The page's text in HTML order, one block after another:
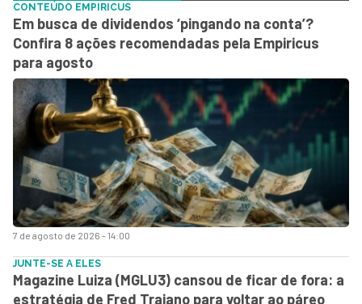
7 de agosto de 2026 - 14:00
CONTEÚDO EMPIRICUS
Em busca de dividendos ‘pingando na conta’?
Confira 8 ações recomendadas pela Empiricus
para agosto
JUNTE-SE A ELES
Magazine Luiza (MGLU3) cansou de ficar de fora: a
estratégia de Fred Trajano para voltar ao páreo